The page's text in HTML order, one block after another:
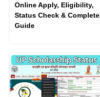
Online Apply, Eligibility,
Status Check & Complete
Guide